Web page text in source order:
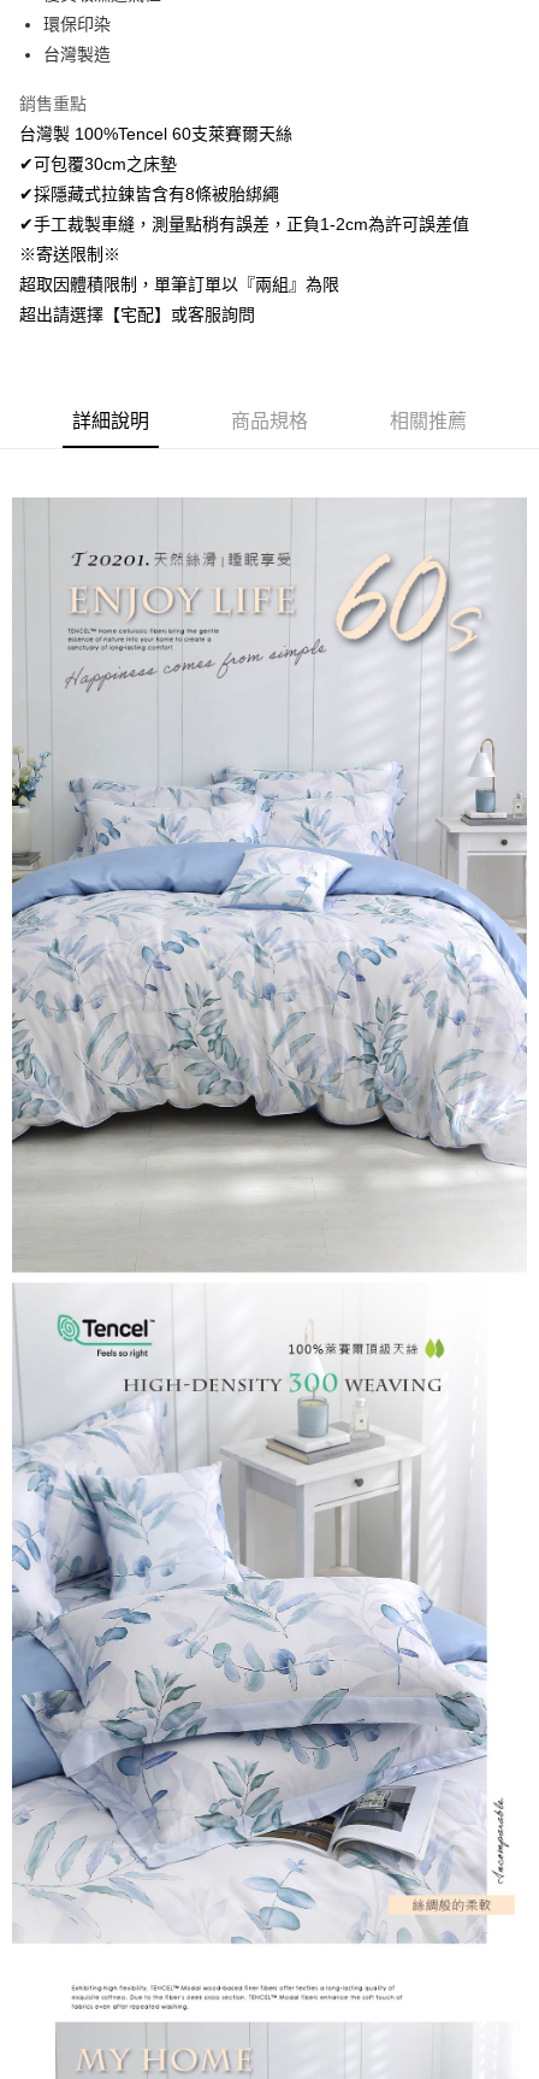
Google Pay
AFTEE先享後付
相關說明
AFTEE先享後付是「在收到商品之後才付款」的支付方式。 讓您購物簡單
便利好安心！
１．簡單：不需註冊會員、不需綁卡、不需儲值。
２．便利：只要手機號碼，簡訊認證，即可結帳。
３．安心：先確認商品／服務後，再付款。
１．於結帳方式選擇「AFTEE先享後付」後，將跳轉至「AFTEE先享後付」
ATM／網路銀行／等多元方式進行付款，方視為交易完成。
※ 請注意：結帳手續完成當下不需立刻繳費，但若您需要取消訂單，請聯絡
購買商品的店家。未經商家同意取消之訂單仍視為有效，需透過AFTEE先享
※ 交易是否成功請以「AFTEE先享後付 」之結帳頁面顯示為準，若有關於
１．透過由恩沛科技股份有限公司提供之「AFTEE先享後付」服務完成之交
易，需依本服務之必要範圍內提供個人資料，並將交易相關給付款項請求債
權轉讓予恩沛科技股份有限公司。
２．關於個人資料處理事宜，請瀏覽以下網址：
https://aftee.tw/terms/#terms3
任。
４．使用「AFTEE先享後付」時，將依據個別帳號之用戶狀況，依本公司即
時審查核予不同之上限額度；若仍有額度不足之情形，本公司將視審查結果
請求用戶進行身份認證。
５．嚴禁一人註冊多個帳號或使用他人資訊註冊。若發現惡意使用之情形，
恩沛科技股份有限公司將有權停止該用戶之使用額度並採取法律行動。
ATM付款
運送方式
全家取貨付款
免運費
7-11取貨付款
每筆NT$60，滿NT$499(含以上)免運費
付款後7-11取貨
每筆NT$100，滿NT$499(含以上)免運費
離島宅配
每筆NT$100，滿NT$499(含以上)免運費
環保印染
台灣製造
銷售重點
台灣製 100%Tencel 60支萊賽爾天絲
✔可包覆30cm之床墊
✔採隱藏式拉鍊皆含有8條被胎綁繩
✔手工裁製車縫，測量點稍有誤差，正負1-2cm為許可誤差值
※寄送限制※
超取因體積限制，單筆訂單以『兩組』為限
超出請選擇【宅配】或客服詢問
詳細說明 商品規格 相關推薦